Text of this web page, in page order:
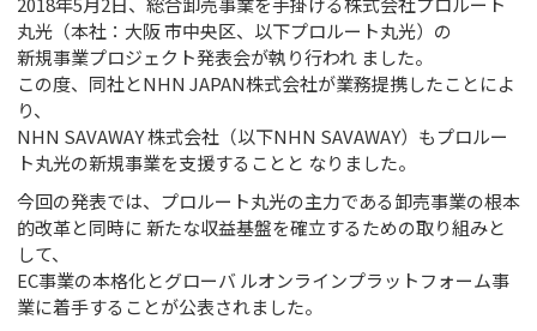
丸光（本社：⼤阪 市中央区、以下プロルート丸光）の
新規事業プロジェクト発表会が執り⾏われ ました。
この度、同社とNHN JAPAN株式会社が業務提携したことによ
り、
NHN SAVAWAY 株式会社（以下NHN SAVAWAY）もプロルー
ト丸光の新規事業を⽀援することと なりました。
今回の発表では、プロルート丸光の主⼒である卸売事業の根本
的改⾰と同時に 新たな収益基盤を確⽴するための取り組みと
して、
EC事業の本格化とグローバ ルオンラインプラットフォーム事
業に着⼿することが公表されました。